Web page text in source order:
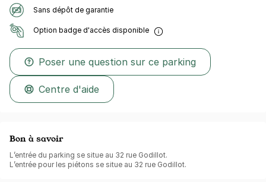
Sans dépôt de garantie
Option badge d'accès disponible
Poser une question sur ce parking
Centre d'aide
Bon à savoir
L’entrée du parking se situe au 32 rue Godillot.
L’entrée pour les piétons se situe au 32 rue Godillot.